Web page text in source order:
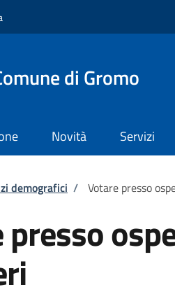
di Gromo
Novità Servizi
di pane
demografici / Votare presso